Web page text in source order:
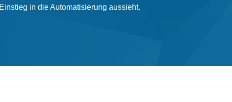
in die Automatisierung aussieht.